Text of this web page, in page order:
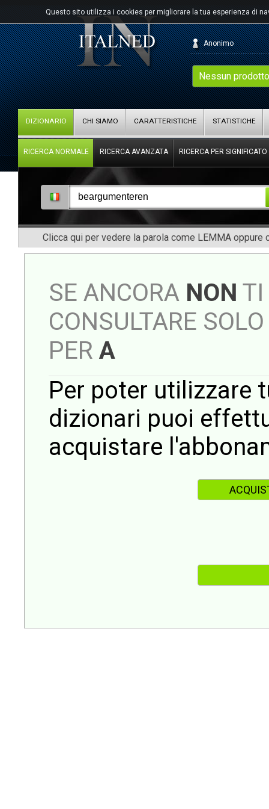
Questo sito utilizza i cookies per migliorare la tua esperienza di
Nessun
Anonimo
DIZIONARIO CHI SIAMO CARATTERISTICHE STATISTICHE
RICERCA NORMALE RICERCA AVANZATA RICERCA PER SIGNIFICATO
Clicca qui per vedere la parola come LEMMA oppure
SE ANCORA NON TI
CONSULTARE
PER A
Per poter utilizzare
dizionari puoi
acquistare